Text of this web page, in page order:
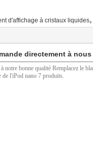
d'affichage à cristaux liquides,
directement à nous